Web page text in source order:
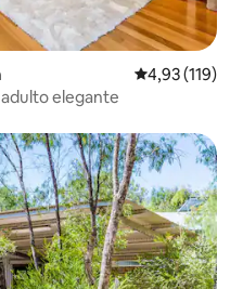
4,93 de uma
4,93 (119)
elegante